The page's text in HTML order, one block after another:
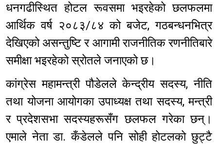
धनगढीस्थित होटल रूवसमा भइरहेको छलफलमा
आर्थिक वर्ष २०८३/८४ को बजेट, गठबन्धनभित्र
देखिएको असन्तुष्टि र आगामी राजनीतिक रणनीतिबारे
समीक्षा भइरहेको स्रोतले जनाएको छ।
कांग्रेस महामन्त्री पौडेलले केन्द्रीय सदस्य, नीति
तथा योजना आयोगका उपाध्यक्ष तथा सदस्य, मन्त्री
र प्रदेशसभा सदस्यहरूसँग छलफल गरेका छन्।
एमाले नेता डा. कँडेलले पनि सोही होटलको छुट्टै